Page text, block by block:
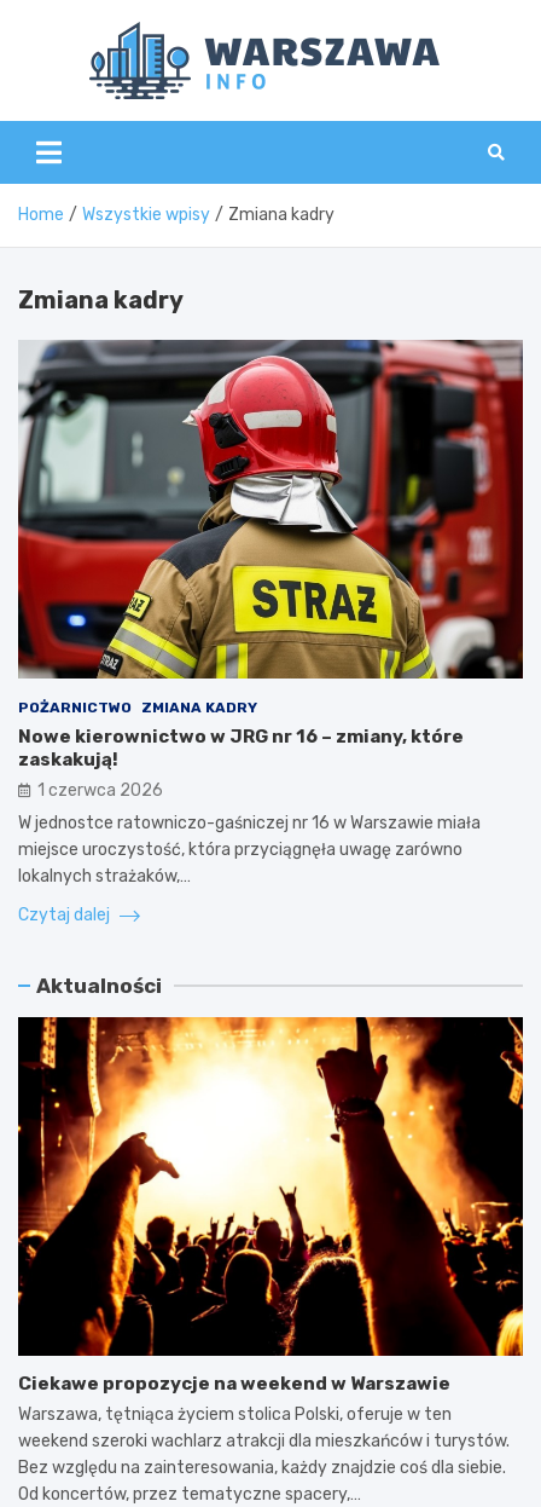
Home Wszystkie wpisy Zmiana kadry
Zmiana kadry
POŻARNICTWO ZMIANA KADRY
Nowe kierownictwo w JRG nr 16 – zmiany, które
zaskakują!
1 czerwca 2026
W jednostce ratowniczo-gaśniczej nr 16 w Warszawie miała
miejsce uroczystość, która przyciągnęła uwagę zarówno
lokalnych strażaków,…
Czytaj dalej
Aktualności
Ciekawe propozycje na weekend w Warszawie
Warszawa, tętniąca życiem stolica Polski, oferuje w ten
weekend szeroki wachlarz atrakcji dla mieszkańców i turystów.
Bez względu na zainteresowania, każdy znajdzie coś dla siebie.
Od koncertów, przez tematyczne spacery,…